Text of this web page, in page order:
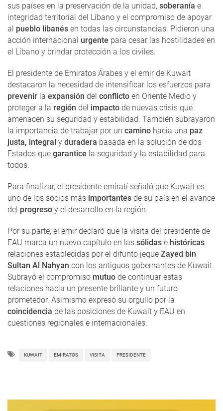
sus países en la preservación de la unidad, soberanía e
integridad territorial del Líbano y el compromiso de apoyar
al pueblo libanés en todas las circunstancias. Pidieron una
acción internacional urgente para cesar las hostilidades en
el Líbano y brindar protección a los civiles.
El presidente de Emiratos Árabes y el emir de Kuwait
destacaron la necesidad de intensificar los esfuerzos para
prevenir la expansión del conflicto en Oriente Medio y
proteger a la región del impacto de nuevas crisis que
amenacen su seguridad y estabilidad. También subrayaron
la importancia de trabajar por un camino hacia una paz
justa, integral y duradera basada en la solución de dos
Estados que garantice la seguridad y la estabilidad para
todos.
Para finalizar, el presidente emiratí señaló que Kuwait es
uno de los socios más importantes de su país en el avance
del progreso y el desarrollo en la región.
Por su parte, el emir declaró que la visita del presidente de
EAU marca un nuevo capítulo en las sólidas e históricas
relaciones establecidas por el difunto jeque Zayed bin
Sultan Al Nahyan con los antiguos gobernantes de Kuwait.
Subrayó el compromiso mutuo de continuar estas
relaciones hacia un presente brillante y un futuro
prometedor. Asimismo expresó su orgullo por la
coincidencia de las posiciones de Kuwait y EAU en
cuestiones regionales e internacionales.
KUWAIT EMIRATOS VISITA PRESIDENTE